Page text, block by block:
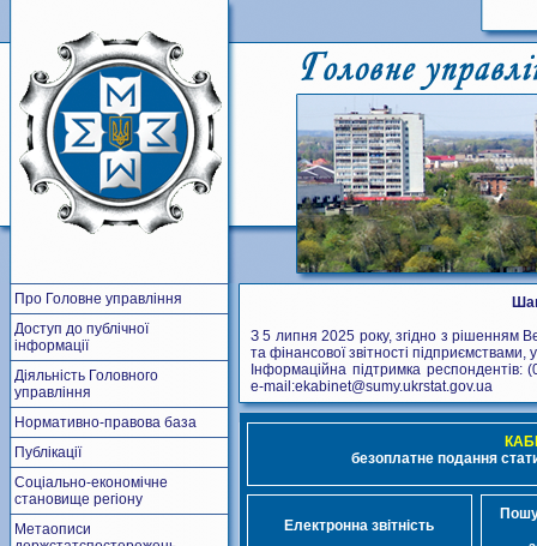
Про Головне управління
Доступ до публічної
інформації
Діяльність Головного
управління
Нормативно-правова база
Публікації
Соціально-економічне
становище регіону
Метаописи
З 5 липня 2025 року, згідно з рішенням
та фінансової звітності підприємствами,
Інформаційна підтримка
e-mail:ekabinet@sumy.ukrstat.gov.ua
безоплатне подання
Електронна звітність